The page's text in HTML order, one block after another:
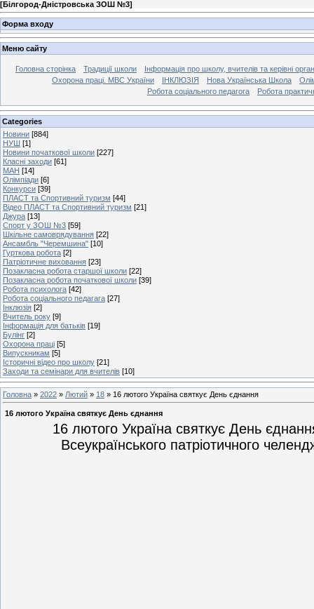
[Білгород-Дністровська ЗОШ №3]
Форма входу
Меню сайту
Головна сторінка Традиції школи
Інформація про школу, вчителів та керівні
Охорона праці. МВС України
ІНКЛЮЗІЯ Нова Українська Школа
Робота соціального педагога
Робота
Categories
Новини [884]
НУШ [1]
Новини початкової школи [227]
Класні заходи [61]
МАН [14]
Олімпіади [6]
Конкурси [39]
ПЛАСТ та Спортивний туризм [44]
Відео ПЛАСТ та Спортивний туризм [21]
Джура [13]
Спорт у ЗОШ №3 [59]
Шкільне самоврядування [22]
Ансамбль "Черемшина" [10]
Гурткова робота [2]
Патріотичне виховання [23]
Позакласна робота старшої школи [22]
Позакласна робота початкової школи [39]
Робота психолога [42]
Робота соціального педагага [27]
Інклюзія [2]
Вчитель року [9]
Інформація для батьків [19]
Булінг [2]
Охорона праці [5]
Випускникам [5]
Історичні відео про школу [21]
Заходи та семінари для вчителів [10]
Головна » 2022 » Лютий » 18 » 16 лютого Україна святкує День єднання
16 лютого Україна святкує День єднання
16 лютого Україна святкує День
Всеукраїнського патріотичного